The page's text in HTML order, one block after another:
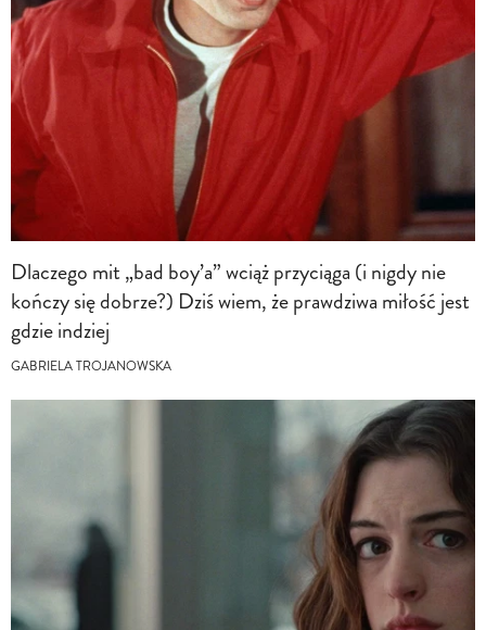
Dlaczego mit „bad boy’a” wciąż przyciąga (i nigdy nie
kończy się dobrze?) Dziś wiem, że prawdziwa miłość jest
gdzie indziej
GABRIELA TROJANOWSKA